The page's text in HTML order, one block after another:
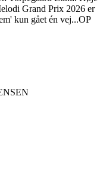
Grand Prix 2026 er
kun gået én vej...OP